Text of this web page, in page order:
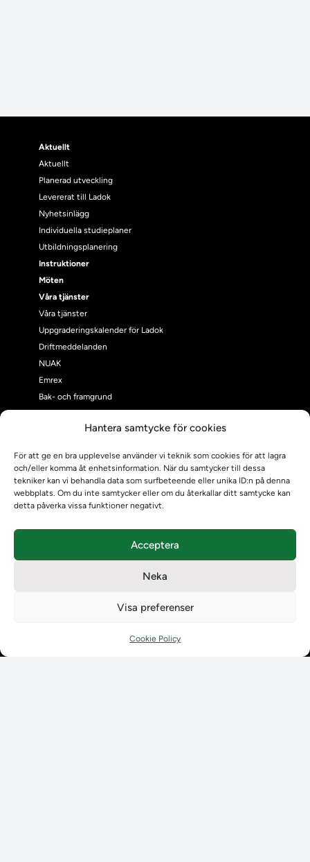
Hantera samtycke för cookies
För att ge en bra upplevelse använder vi teknik som cookies för att lagra
och/eller komma åt enhetsinformation. När du samtycker till dessa
tekniker kan vi behandla data som surfbeteende eller unika ID:n på denna
webbplats. Om du inte samtycker eller om du återkallar ditt samtycke kan
detta påverka vissa funktioner negativt.
Acceptera
Neka
Visa preferenser
Cookie Policy
Aktuellt
Aktuellt
Planerad utveckling
Levererat till Ladok
Nyhetsinlägg
Individuella studieplaner
Utbildningsplanering
Instruktioner
Möten
Våra tjänster
Våra tjänster
Uppgraderingskalender för Ladok
Driftmeddelanden
NUAK
Emrex
Bak- och framgrund
Systemet Ladok
Verifiera eller kontrollera bevis
Om oss
Om oss
Om Ladokkonsortiet
Ladokkonsortiet internationellt
Vision, strategi och produktplan
Teamens sammansättning och arbetet på Ladokkonsortiet
Användarkontakter
Kontaktuppgifter till lärosätenas Ladoksupport